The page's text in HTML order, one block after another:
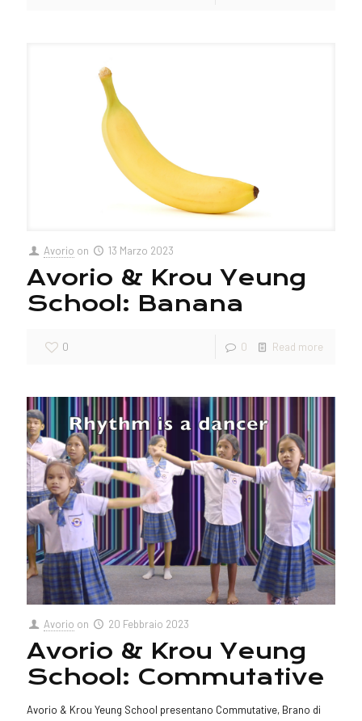
Avorio on 13 Marzo 2023
Avorio & Krou Yeung
School: Banana
0 0 Read more
Avorio on 20 Febbraio 2023
Avorio & Krou Yeung
School: Commutative
Avorio & Krou Yeung School presentano Commutative, Brano di